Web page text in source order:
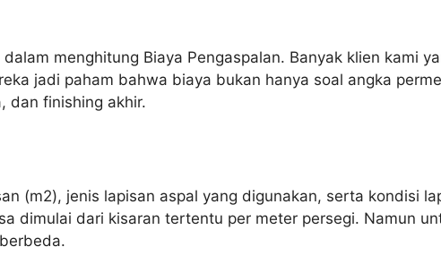
menghitung Biaya Pengaspalan. Banyak klien kami
jadi paham bahwa biaya bukan hanya soal angka
dan finishing akhir.
(m2), jenis lapisan aspal yang digunakan, serta kondisi
dimulai dari kisaran tertentu per meter persegi. Namun